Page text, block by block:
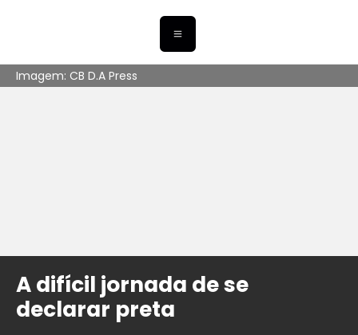
Imagem: CB D.A Press
A difícil jornada de se
declarar preta